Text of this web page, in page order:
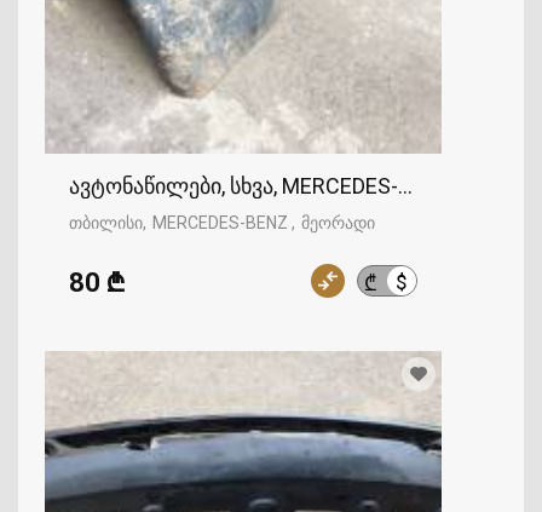
ავტონაწილები, სხვა, MERCEDES-BENZ
თბილისი MERCEDES-BENZ მეორადი
₾ $
80 ₾